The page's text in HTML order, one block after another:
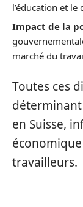
l’éducation et
Impact de la
marché du
Toutes ces
déterminant
en Suisse,
travailleurs.